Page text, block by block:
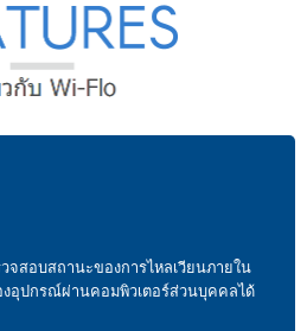
จสอบสถานะของการไหลเวียนภายใน
งอุปกรณ์ผ่านคอมพิวเตอร์ส่วนบุคคลได้